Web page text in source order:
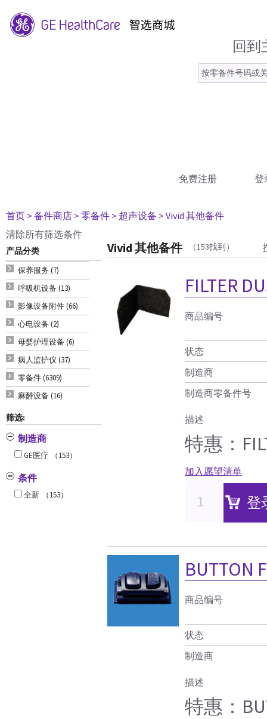
回到
免费注册 登
首页 > 备件商店 > 零备件 > 超声设备 > Vivid 其他备件
清除所有筛选条件
产品分类
保养服务 (7)
呼吸机设备 (13)
影像设备附件 (66)
心电设备 (2)
母婴护理设备 (6)
病人监护仪 (37)
零备件 (6309)
麻醉设备 (16)
筛选:
制造商
GE医疗 （153）
条件
全新 （153）
Vivid 其他备件 （153找到）
FILTER
商品编号
状态
制造商
制造商零备件号
描述
特惠：
加入愿望清单
登
BUTTON
商品编号
状态
制造商
描述
特惠：